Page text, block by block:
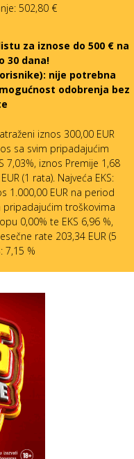
502,80 €
za iznose do 500 € na
30 dana!
nije potrebna
odobrenja bez
iznos 300,00 EUR
sa svim pripadajućim
7,03%, iznos Premije 1,68
(1 rata). Najveća EKS:
1.000,00 EUR na period
pripadajućim troškovima
0,00% te EKS 6,96 %,
rate 203,34 EUR (5
7,15 %